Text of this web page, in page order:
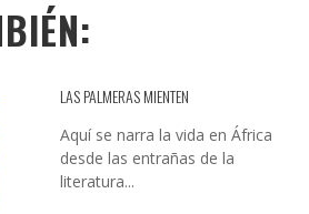
LAS PALMERAS MIENTEN
Aquí se narra la vida en África
desde las entrañas de la
literatura...